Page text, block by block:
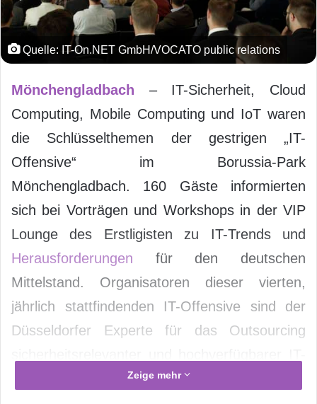
Quelle: IT-On.NET GmbH/VOCATO public relations
Mönchengladbach – IT-Sicherheit, Cloud
Computing, Mobile Computing und IoT waren
die Schlüsselthemen der gestrigen „IT-
Offensive“ im Borussia-Park
Mönchengladbach. 160 Gäste informierten
sich bei Vorträgen und Workshops in der VIP
Lounge des Erstligisten zu IT-Trends und
Herausforderungen für den deutschen
Mittelstand. Organisatoren dieser vierten,
jährlich stattfindenden IT-Offensive sind der
Düsseldorfer Experte für das Outsourcing
Lösungen IT-On.NET und das Willicher IT-
Zeige mehr